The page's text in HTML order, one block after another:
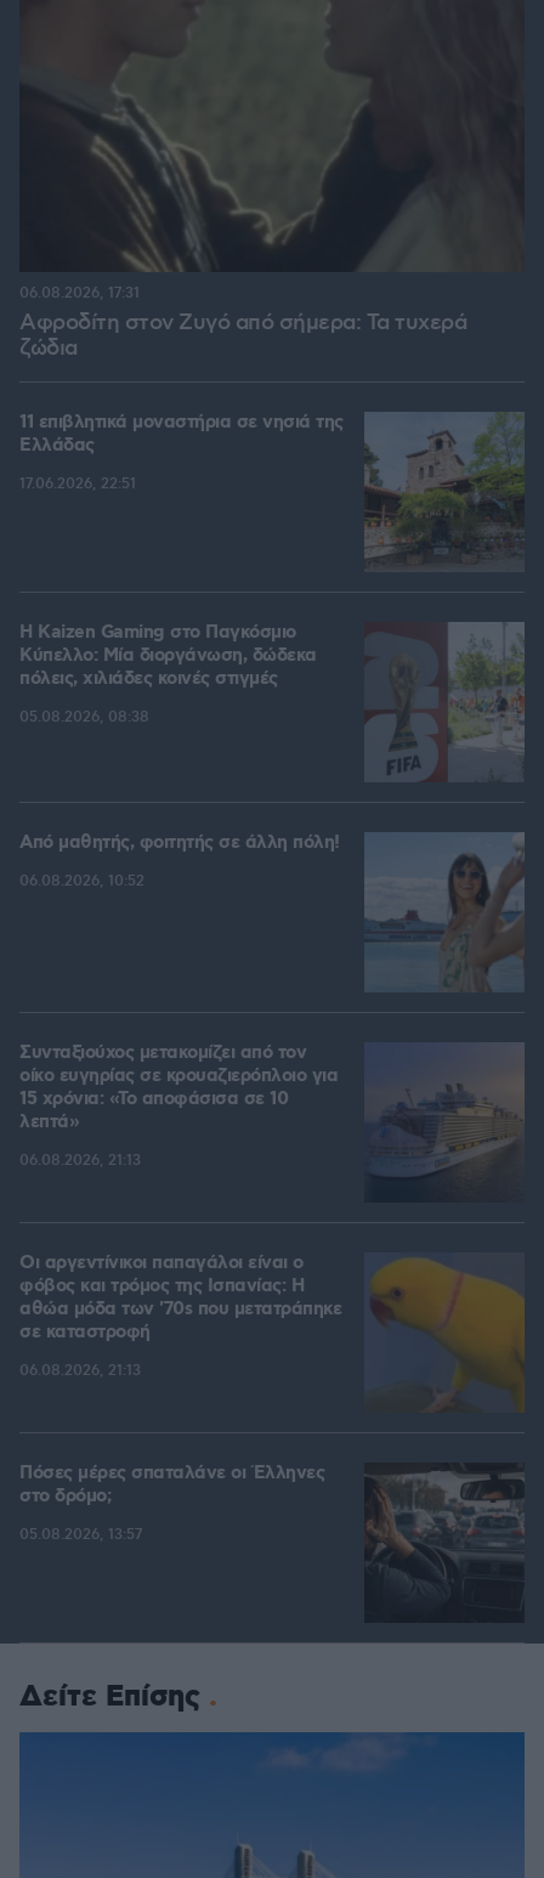
Αφροδίτη στον Ζυγό από σήμερα: Τα τυχερά
ζώδια
06.08.2026, 17:31
11 επιβλητικά μοναστήρια σε νησιά της
Ελλάδας
17.06.2026, 22:51
H Kaizen Gaming στο Παγκόσμιο
Kύπελλο: Μία διοργάνωση, δώδεκα
πόλεις, χιλιάδες κοινές στιγμές
05.08.2026, 08:38
Από μαθητής, φοιτητής σε άλλη πόλη!
06.08.2026, 10:52
Συνταξιούχος μετακομίζει από τον
οίκο ευγηρίας σε κρουαζιερόπλοιο για
15 χρόνια: «Το αποφάσισα σε 10
λεπτά»
06.08.2026, 21:13
Οι αργεντίνικοι παπαγάλοι είναι ο
φόβος και τρόμος της Ισπανίας: Η
αθώα μόδα των '70s που μετατράπηκε
σε καταστροφή
06.08.2026, 21:13
Πόσες μέρες σπαταλάνε οι Έλληνες
στο δρόμο;
05.08.2026, 13:57
Δείτε Επίσης